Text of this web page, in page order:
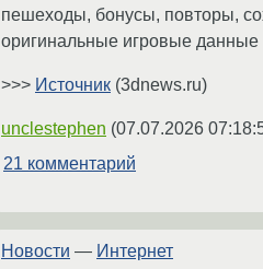
пешеходы, бонусы, повторы,
оригинальные игровые данные
>>> Источник (3dnews.ru)
unclestephen (07.07.2026
21 комментарий
Новости — Интернет